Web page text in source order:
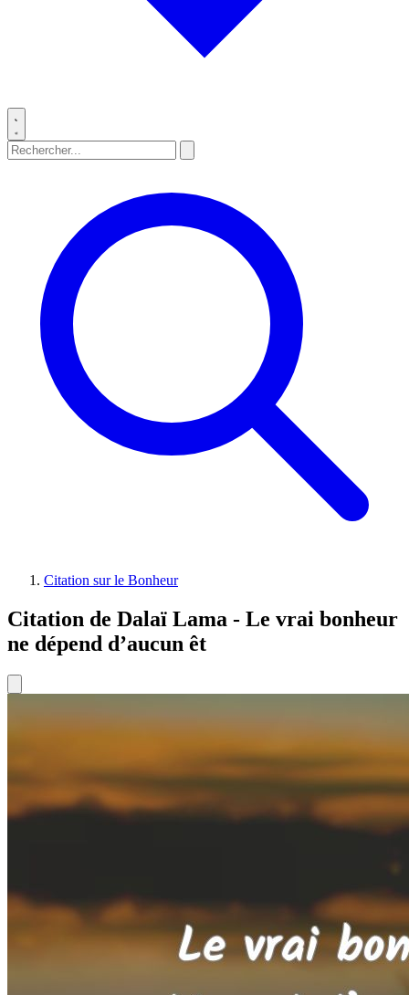
Citation sur le Bonheur
Citation de Dalaï Lama - Le vrai bonheur
ne dépend d’aucun êt